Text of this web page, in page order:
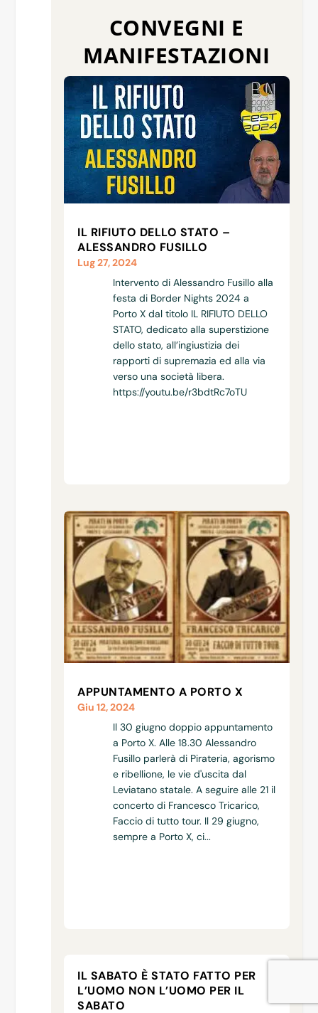
CONVEGNI E
MANIFESTAZIONI
IL RIFIUTO DELLO STATO –
ALESSANDRO FUSILLO
Lug 27, 2024
Intervento di Alessandro Fusillo alla
festa di Border Nights 2024 a
Porto X dal titolo IL RIFIUTO DELLO
STATO, dedicato alla superstizione
dello stato, all’ingiustizia dei
rapporti di supremazia ed alla via
verso una società libera.
https://youtu.be/r3bdtRc7oTU
APPUNTAMENTO A PORTO X
Giu 12, 2024
Il 30 giugno doppio appuntamento
a Porto X. Alle 18.30 Alessandro
Fusillo parlerà di Pirateria, agorismo
e ribellione, le vie d'uscita dal
Leviatano statale. A seguire alle 21 il
concerto di Francesco Tricarico,
Faccio di tutto tour. Il 29 giugno,
sempre a Porto X, ci...
IL SABATO È STATO FATTO PER
L’UOMO NON L’UOMO PER IL
SABATO